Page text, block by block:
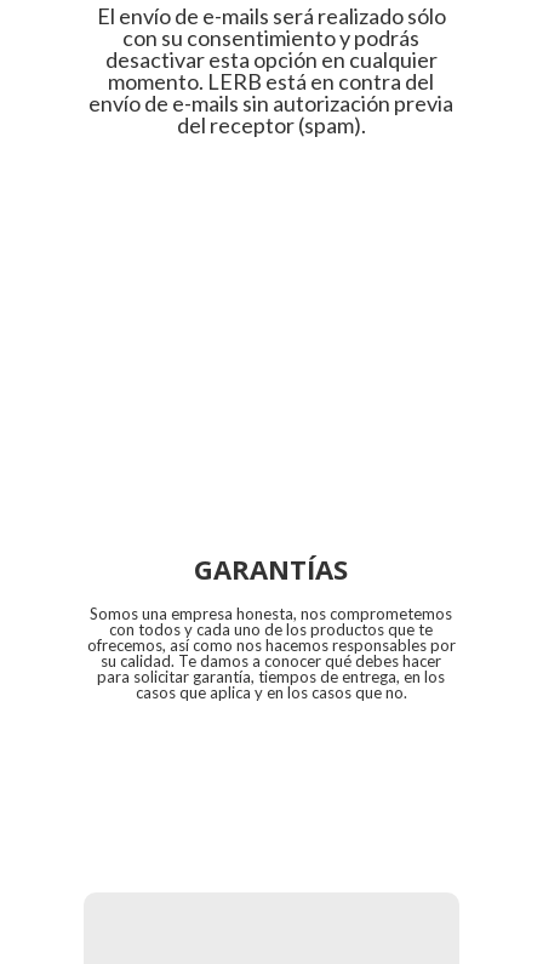
El envío de e-mails será realizado sólo
con su consentimiento y podrás
desactivar esta opción en cualquier
momento. LERB está en contra del
envío de e-mails sin autorización previa
del receptor (spam).
GARANTÍAS
Somos una empresa honesta, nos comprometemos
con todos y cada uno de los productos que te
ofrecemos, así como nos hacemos responsables por
su calidad. Te damos a conocer qué debes hacer
para solicitar garantía, tiempos de entrega, en los
casos que aplica y en los casos que no.